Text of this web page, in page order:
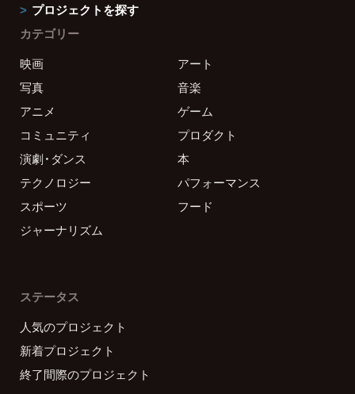
プロジェクトを探す
カテゴリー
映画
アート
写真
音楽
アニメ
ゲーム
コミュニティ
プロダクト
演劇・ダンス
本
テクノロジー
パフォーマンス
スポーツ
フード
ジャーナリズム
ステータス
人気のプロジェクト
新着プロジェクト
終了間際のプロジェクト